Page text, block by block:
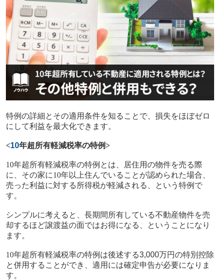
特例の詳細とその適用条件を知ることで、損失をほぼゼロ
にして利益を最大化できます。
<10年超所有軽減税率の特例>
10年超所有軽減税率の特例とは、居住用の物件を売る際
に、その家に10年以上住んでいることが認められた場合、
売った利益に対する所得税が軽減される、という特例で
す。
シンプルに考えると、長期間所有している不動産物件を売
却するほど譲渡益の面ではお得になる、ということになり
ます。
10年超所有軽減税率の特例は後述する3,000万円の特別控除
と併用することができ、適用には確定申告が必要になりま
す。